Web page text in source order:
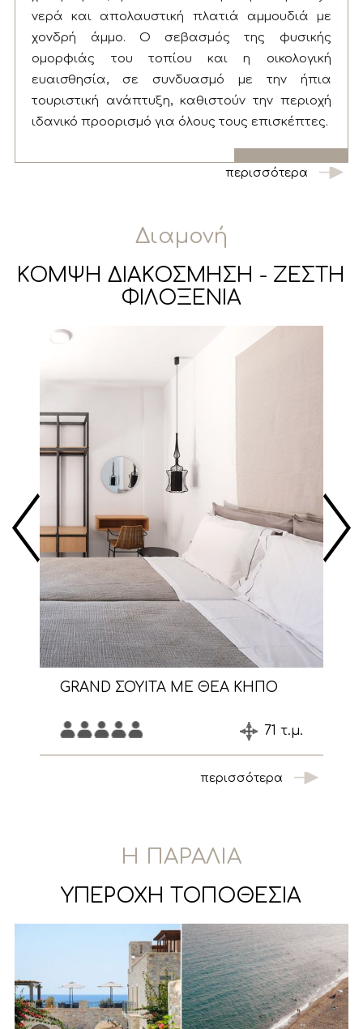
νερά και απολαυστική πλατιά αμμουδιά με
χονδρή άμμο. Ο σεβασμός της φυσικής
ομορφιάς του τοπίου και η οικολογική
ευαισθησία, σε συνδυασμό με την ήπια
τουριστική ανάπτυξη, καθιστούν την περιοχή
ιδανικό προορισμό για όλους τους επισκέπτες.
περισσότερα
Διαμονή
ΚΟΜΨΗ ΔΙΑΚΟΣΜΗΣΗ - ΖΕΣΤΗ
ΦΙΛΟΞΕΝΙΑ
GRAND ΣΟΥΙΤΑ ΜΕ ΘΕΑ ΚΗΠΟ
71 τ.μ.
περισσότερα
Η ΠΑΡΑΛΙΑ
ΥΠΕΡΟΧΗ ΤΟΠΟΘΕΣΙΑ